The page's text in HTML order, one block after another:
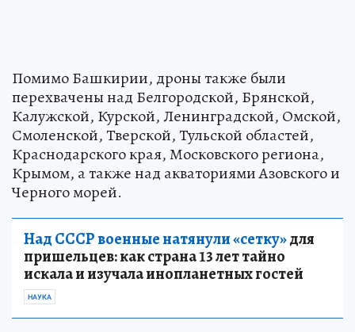
Помимо Башкирии, дроны также были
перехвачены над Белгородской, Брянской,
Калужской, Курской, Ленинградской, Омской,
Смоленской, Тверской, Тульской областей,
Краснодарского края, Московского региона,
Крымом, а также над акваториями Азовского и
Черного морей.
Над СССР военные натянули «сетку»для
пришельцев: как страна 13 лет тайно
искала и изучала инопланетных гостей
НАУКА